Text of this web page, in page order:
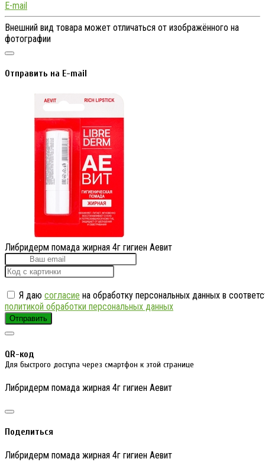
E-mail
Внешний вид товара может отличаться от изображённого на
фотографии
Отправить на E-mail
Либридерм помада жирная 4г гигиен Аевит
Я даю согласие на обработку персональных данных в
политикой обработки персональных данных
Отправить
QR-код
Для быстрого доступа через смартфон к этой странице
Либридерм помада жирная 4г гигиен Аевит
Поделиться
Либридерм помада жирная 4г гигиен Аевит